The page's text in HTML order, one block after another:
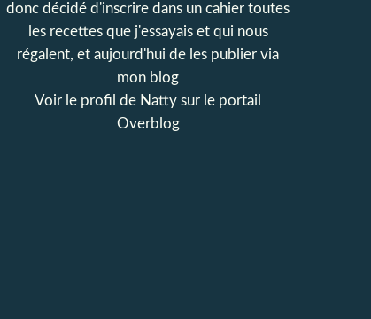
donc décidé d'inscrire dans un cahier toutes
les recettes que j'essayais et qui nous
régalent, et aujourd'hui de les publier via
mon blog
Voir le profil de Natty sur le portail
Overblog